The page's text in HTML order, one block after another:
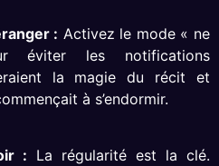
: Activez le mode « ne
éviter les notifications
la magie du récit et
à s’endormir.
: La régularité est la clé.